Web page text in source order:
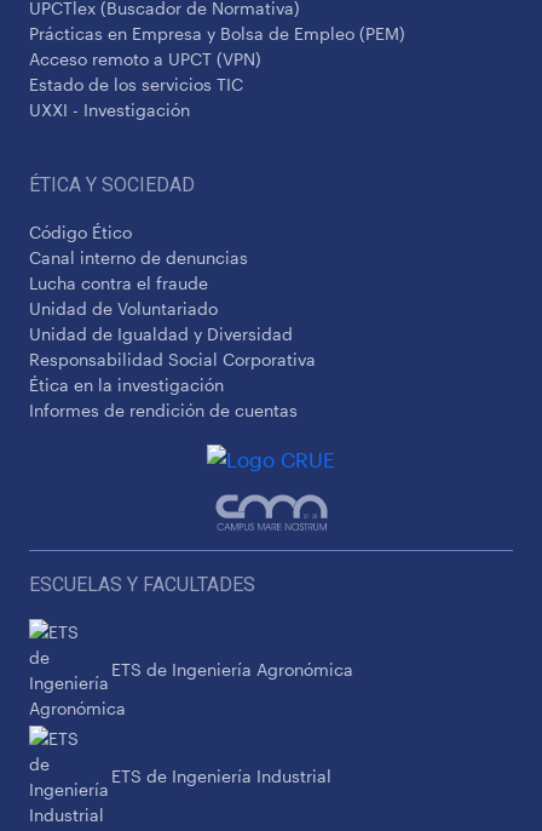
UPCTlex (Buscador de Normativa)
Prácticas en Empresa y Bolsa de Empleo (PEM)
Acceso remoto a UPCT (VPN)
Estado de los servicios TIC
UXXI - Investigación
ÉTICA Y SOCIEDAD
Código Ético
Canal interno de denuncias
Lucha contra el fraude
Unidad de Voluntariado
Unidad de Igualdad y Diversidad
Responsabilidad Social Corporativa
Ética en la investigación
Informes de rendición de cuentas
ESCUELAS Y FACULTADES
ETS de Ingeniería Agronómica
ETS de Ingeniería Industrial